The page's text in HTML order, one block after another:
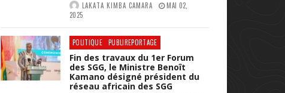
LAKATA KIMBA CAMARA
MAI 02,
2025
POLITIQUE PUBLIREPORTAGE
Fin des travaux du 1er Forum
des SGG, le Ministre Benoît
Kamano désigné président du
réseau africain des SGG